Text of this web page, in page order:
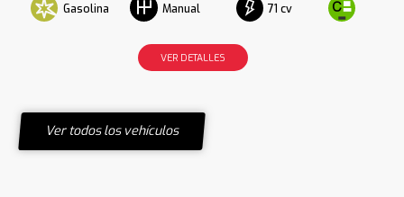
Gasolina Manual 71 cv
VER DETALLES
Ver todos los vehículos